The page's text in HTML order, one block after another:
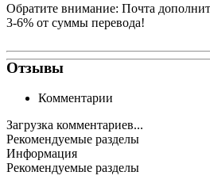
Обратите внимание: Почта
3-6% от суммы перевода!
Отзывы
Комментарии
Загрузка комментариев...
Рекомендуемые разделы
Информация
Рекомендуемые разделы